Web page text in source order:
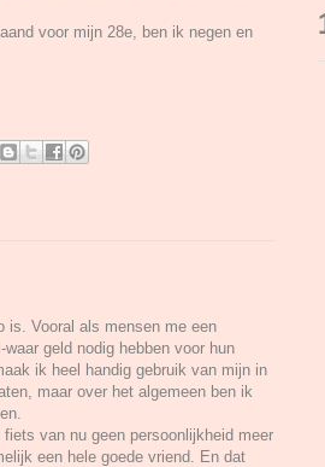
voor mijn 28e, ben ik negen en
is. Vooral als mensen me een
geld nodig hebben voor hun
ik heel handig gebruik van mijn in
maar over het algemeen ben ik
van nu geen persoonlijkheid meer
een hele goede vriend. En dat